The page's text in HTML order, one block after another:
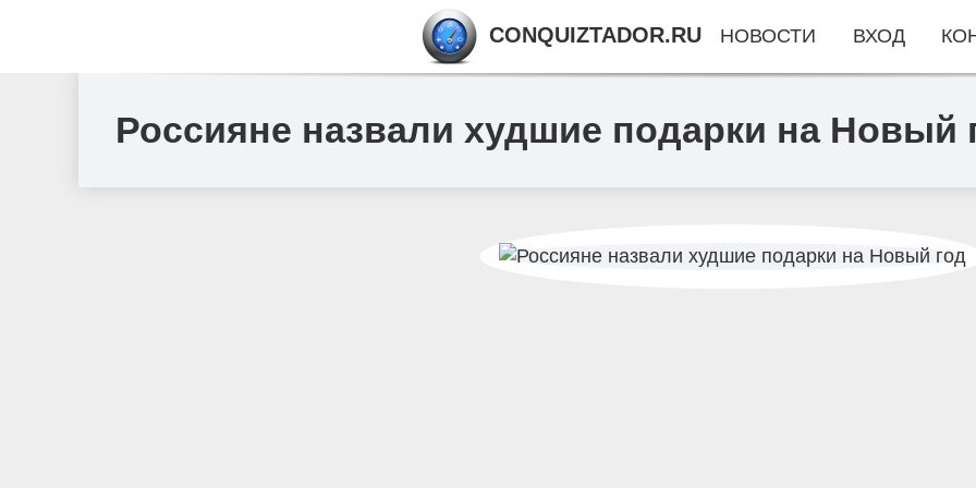
Россияне назвали худшие подарки на Новый
CONQUIZTADOR.RU НОВОСТИ ВХОД